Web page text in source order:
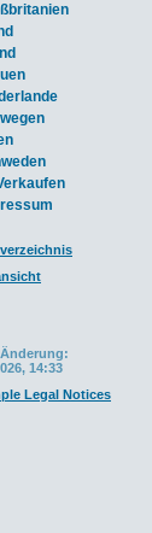
14:33
Legal Notices